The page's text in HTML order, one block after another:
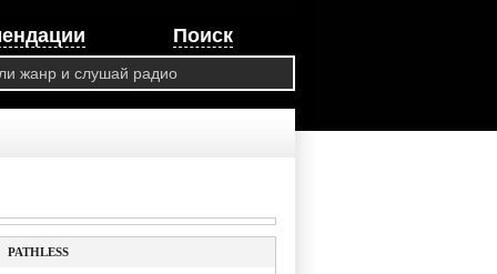
Поиск
PATHLESS